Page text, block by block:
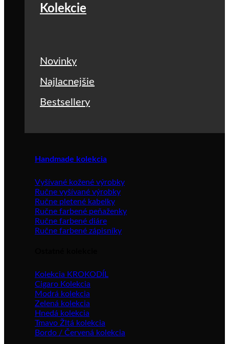
Kolekcie
Novinky
Najlacnejšie
Bestsellery
Handmade kolekcia
Vyšívané kožené výrobky
Ručne vyšívané výrobky
Ručne pletené kabelky
Ručne farbené peňaženky
Ručne farbené diáre
Ručne farbené zápisníky
Kolekcia KROKODÍL
Cigaro Kolekcia
Modrá kolekcia
Zelená kolekcia
Hnedá kolekcia
Tmavo Žltá kolekcia
Bordo / Červená kolekcia